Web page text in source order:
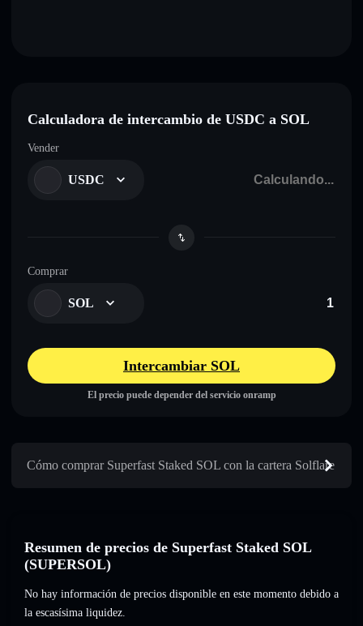
Calculadora de intercambio de USDC a SOL
Vender
USDC
Comprar
SOL
Intercambiar SOL
El precio puede depender del servicio onramp
Cómo comprar Superfast Staked SOL con la cartera Solflare
Resumen de precios de Superfast Staked SOL
(SUPERSOL)
No hay información de precios disponible en este momento debido a
la escasísima liquidez.